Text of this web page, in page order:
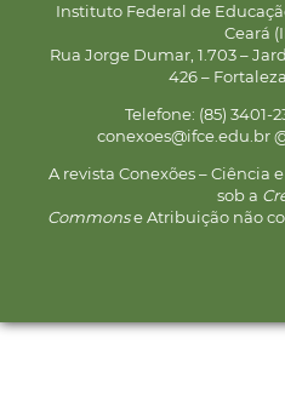
Instituto Federal de
Ceará
Rua Jorge Dumar, 1.703 –
426 –
Telefone: (85) 3401-
conexoes@ifce.edu.br
A revista Conexões – Ciência
sob a
Commonse Atribuição não